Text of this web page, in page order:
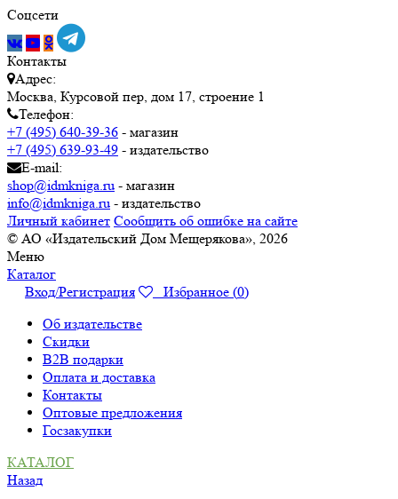
Соцсети
Контакты
Адрес:
Москва, Курсовой пер, дом 17, строение 1
Телефон:
+7 (495) 640-39-36 - магазин
+7 (495) 639-93-49 - издательство
E-mail:
shop@idmkniga.ru - магазин
info@idmkniga.ru - издательство
Личный кабинет Сообщить об ошибке на сайте
© АО «Издательский Дом Мещерякова», 2026
Меню
Каталог
Вход/Регистрация
Избранное (0)
Об издательстве
Скидки
B2B подарки
Оплата и доставка
Контакты
Оптовые предложения
Госзакупки
КАТАЛОГ
Назад